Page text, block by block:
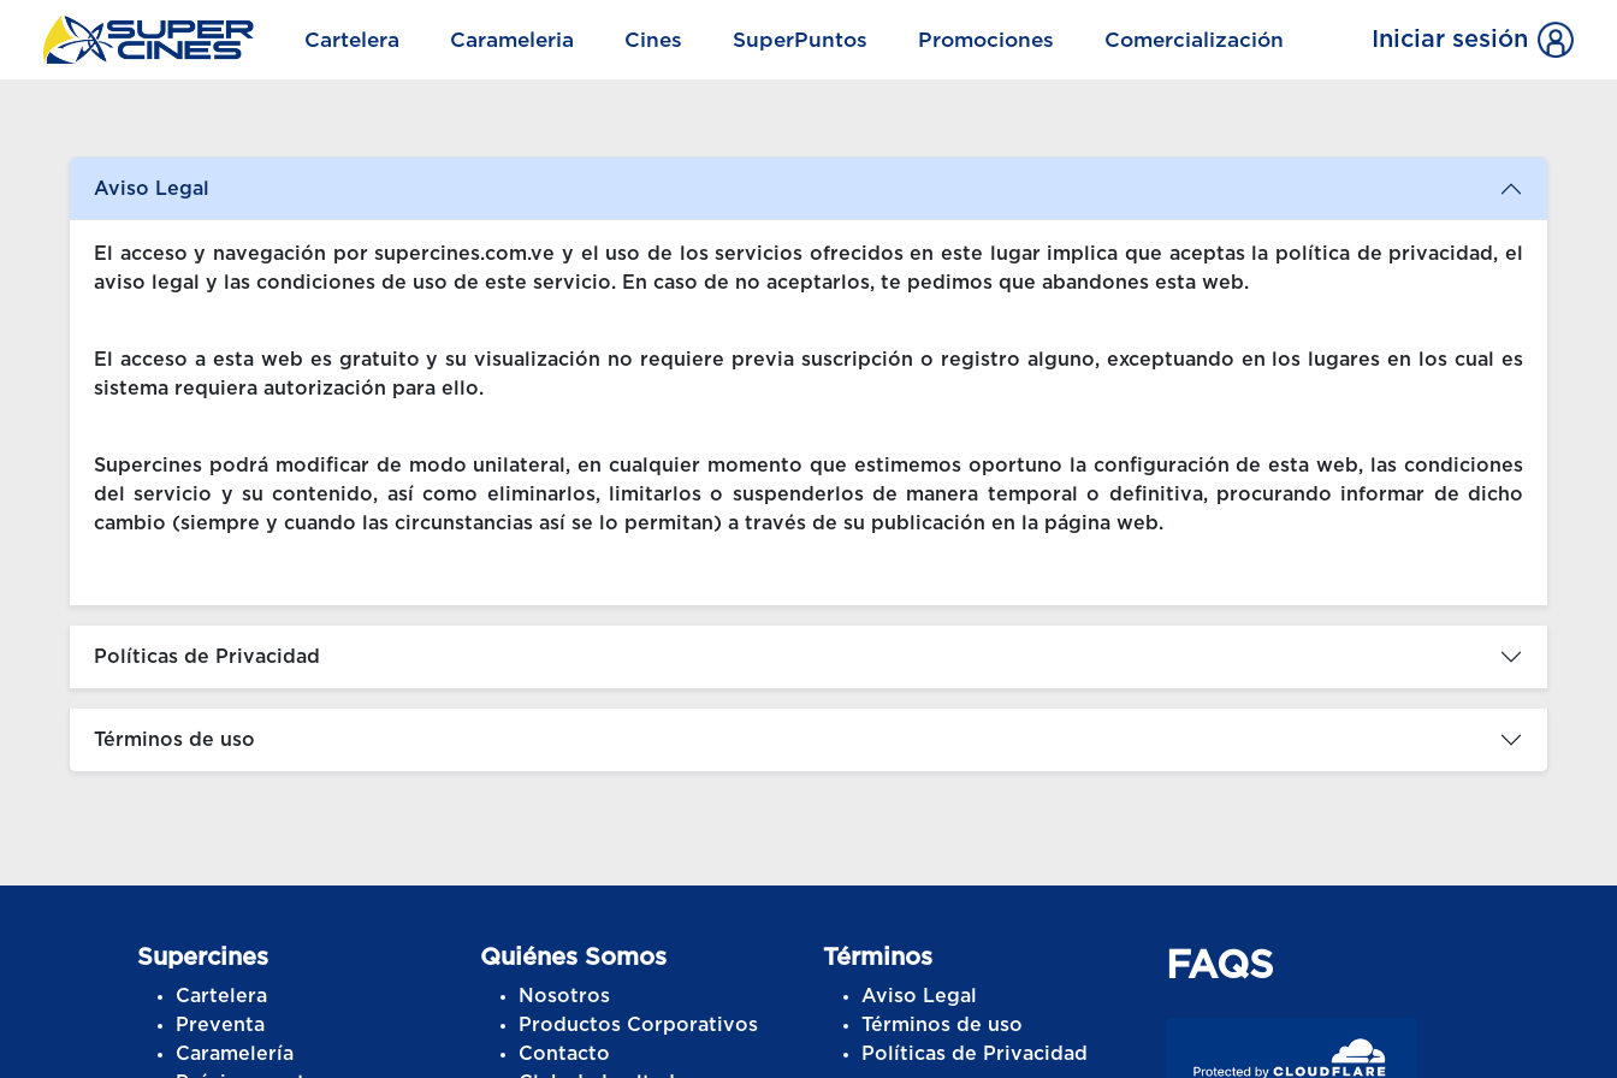
Cartelera Carameleria Cines SuperPuntos Promociones Comercialización Iniciar sesión
Aviso Legal
El acceso y navegación por supercines.com.ve y el uso de los servicios ofrecidos en este lugar implica que aceptas la política de privacidad, el
aviso legal y las condiciones de uso de este servicio. En caso de no aceptarlos, te pedimos que abandones esta web.
El acceso a esta web es gratuito y su visualización no requiere previa suscripción o registro alguno, exceptuando en los lugares en los cual es
sistema requiera autorización para ello.
Supercines podrá modificar de modo unilateral, en cualquier momento que estimemos oportuno la configuración de esta web, las condiciones
del servicio y su contenido, así como eliminarlos, limitarlos o suspenderlos de manera temporal o definitiva, procurando informar de dicho
cambio (siempre y cuando las circunstancias así se lo permitan) a través de su publicación en la página web.
Políticas de Privacidad
Términos de uso
Supercines
Cartelera
Preventa
Caramelería
Quiénes Somos
Nosotros
Productos Corporativos
Contacto
Términos
Aviso Legal
Términos de uso
Políticas de Privacidad
FAQS